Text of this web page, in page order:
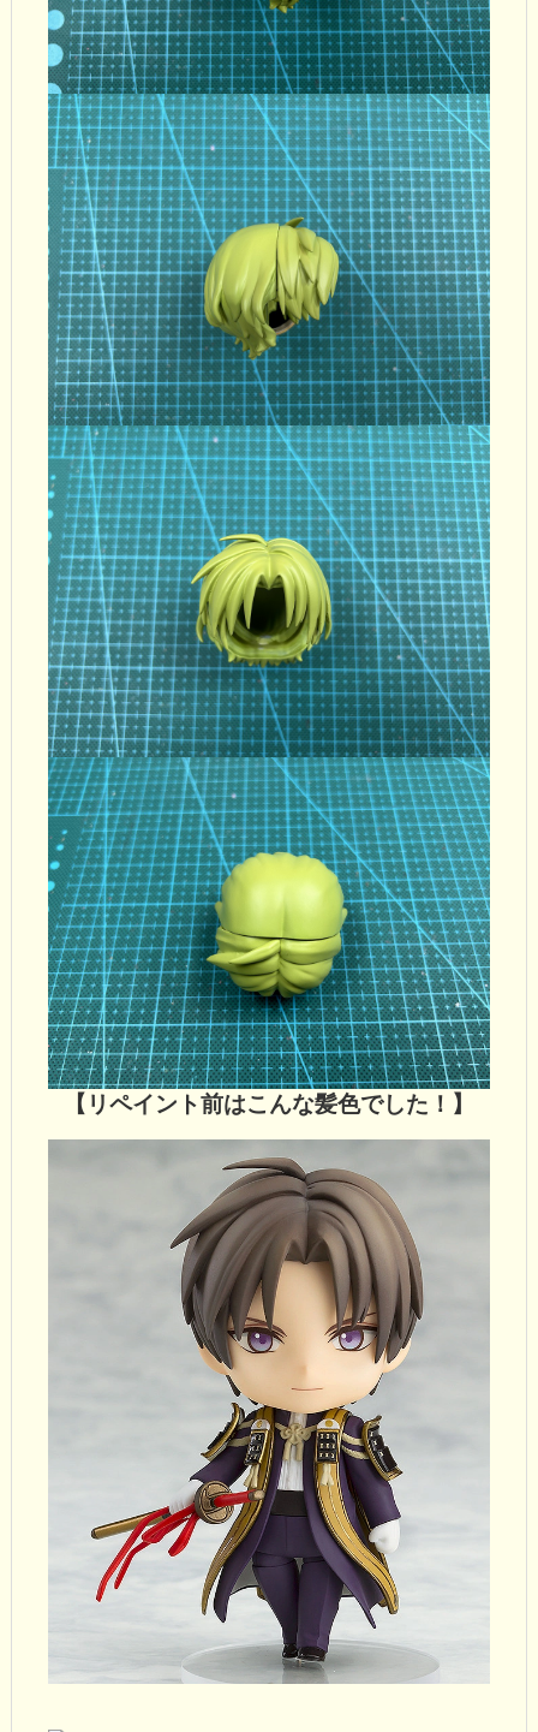
【リペイント前はこんな髪色でした！】